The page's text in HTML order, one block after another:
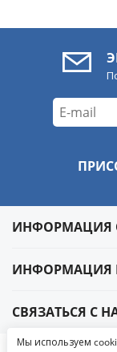
ИНФОРМАЦИЯ
ИНФОРМАЦИЯ
СВЯЗАТЬСЯ С
Написать в
Мы используем